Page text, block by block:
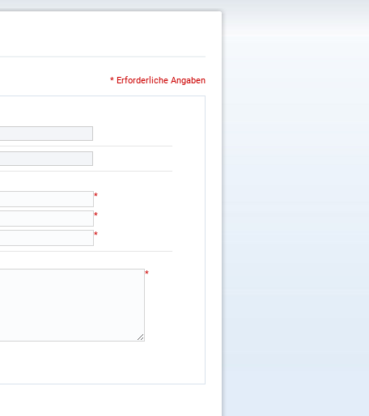
* Erforderliche Angaben
*
*
*
*